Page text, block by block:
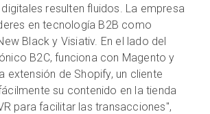
resulten fluidos. La empresa
en tecnología B2B como
Black y Visiativ. En el lado del
B2C, funciona con Magento y
extensión de Shopify, un cliente
su contenido en la tienda
para facilitar las transacciones",